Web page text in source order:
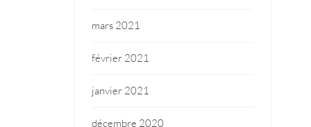
mars 2021
février 2021
janvier 2021
décembre 2020